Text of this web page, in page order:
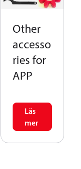
Other
accesso
ries for
APP
Läs
mer